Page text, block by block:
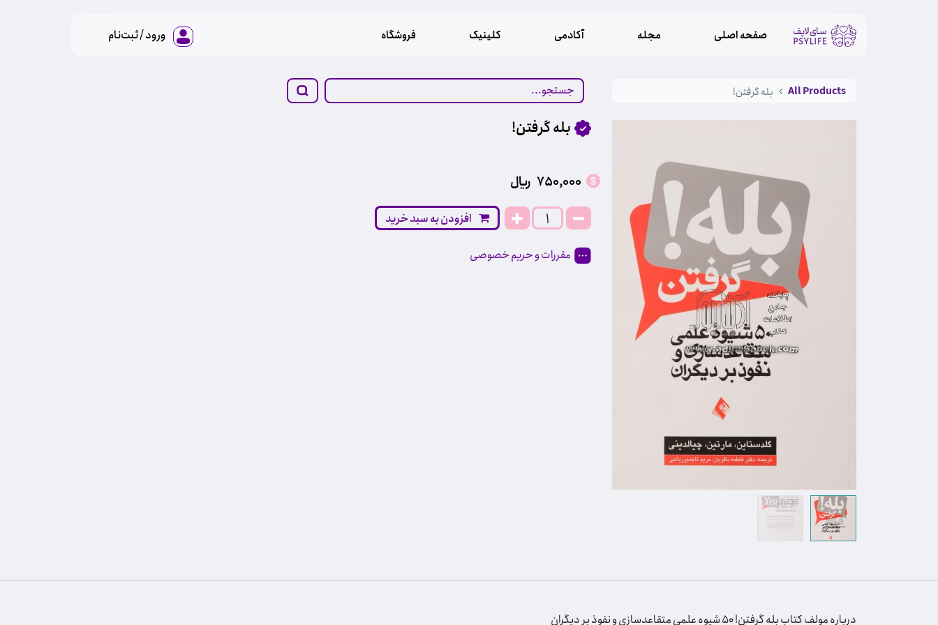
صفحه اصلی مجله آکادمی کلینیک فروشگاه ورود / ثبت‌نام
All Products بله گرفتن!
بله گرفتن!
750,000 ﷼
افزودن به سبد خرید
مقررات و حریم خصوصی
درباره مولف کتاب بله گرفتن! 50 شیوه علمی متقاعدسازی و نفوذ بر دیگران